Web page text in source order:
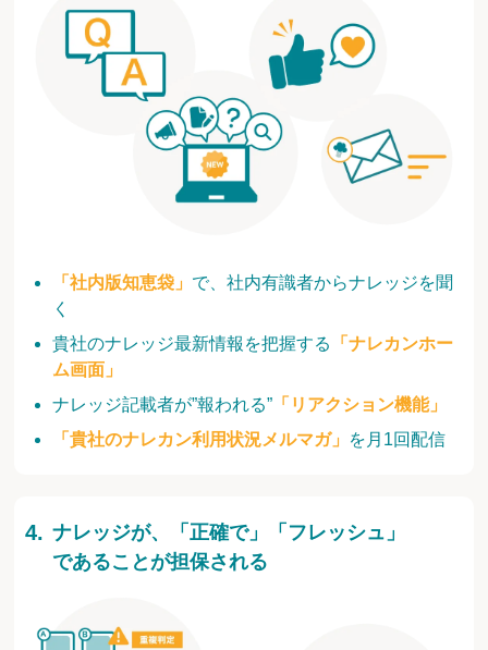
「社内版知恵袋」 で、社内有識者からナレッジを聞
く
貴社のナレッジ最新情報を把握する
「ナレカンホー
ム画面」
ナレッジ記載者が”報われる” 「リアクション機能」
「貴社のナレカン利用状況メルマガ」 を月1回配信
ナレッジが、「正確で」「フレッシュ」
であることが担保される